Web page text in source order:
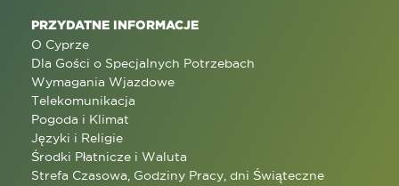
PRZYDATNE INFORMACJE
O Cyprze
Dla Gości o Specjalnych Potrzebach
Wymagania Wjazdowe
Telekomunikacja
Pogoda i Klimat
Języki i Religie
Środki Płatnicze i Waluta
Strefa Czasowa, Godziny Pracy, dni Świąteczne